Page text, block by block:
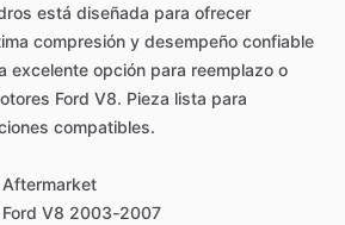
está diseñada para ofrecer
compresión y desempeño confiable
excelente opción para reemplazo o
Ford V8. Pieza lista para
compatibles.
Aftermarket
Ford V8 2003-2007